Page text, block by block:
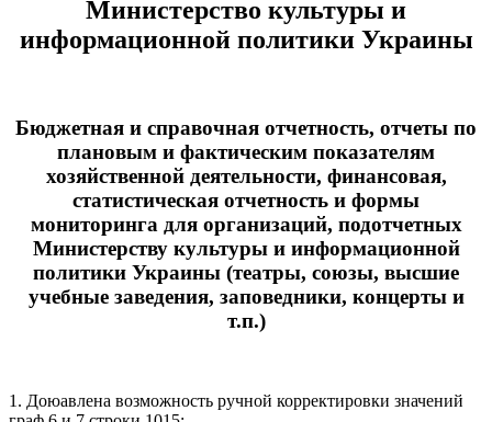
Министерство культуры и
информационной политики Украины
Бюджетная и справочная отчетность, отчеты по
плановым и фактическим показателям
хозяйственной деятельности, финансовая,
статистическая отчетность и формы
мониторинга для организаций, подотчетных
Министерству культуры и информационной
политики Украины (театры, союзы, высшие
учебные заведения, заповедники, концерты и
т.п.)
1. Доюавлена возможность ручной корректировки значений